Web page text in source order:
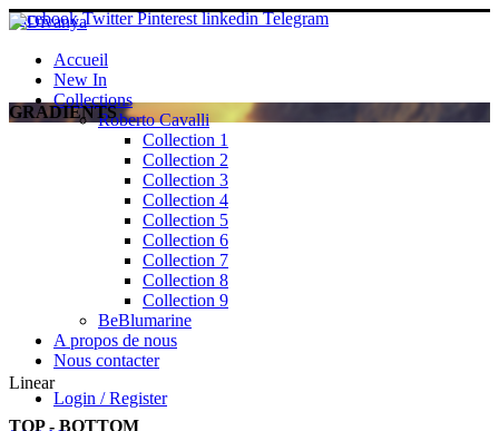
Facebook Twitter Pinterest linkedin Telegram
Accueil
New In
Collections
Roberto Cavalli
Collection 1
Collection 2
Collection 3
Collection 4
Collection 5
Collection 6
Collection 7
Collection 8
Collection 9
BeBlumarine
A propos de nous
Nous contacter
Login / Register
GRADIENTS
Linear
TOP - BOTTOM